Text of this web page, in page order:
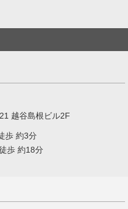
越谷島根ビル2F
歩 約3分
歩 約18分